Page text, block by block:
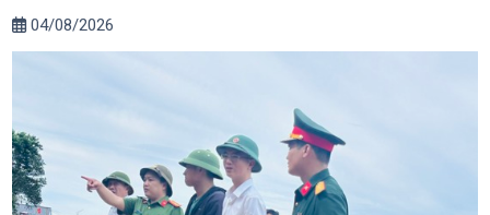
04/08/2026